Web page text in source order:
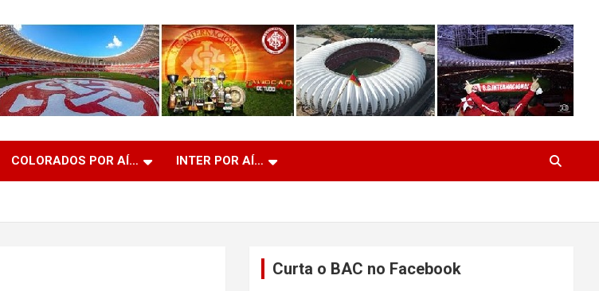
COLORADOS POR AÍ… INTER POR AÍ…
Curta o BAC no Facebook